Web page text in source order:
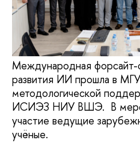
Международная
развития ИИ прошла в
методологической
ИСИЭЗ НИУ ВШЭ. В
участие ведущие
учёные.